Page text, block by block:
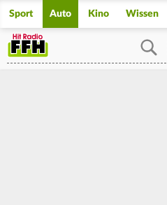
Sport Auto Kino Wissen